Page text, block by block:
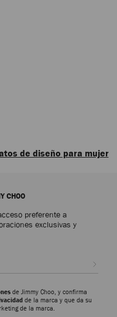
de diseño para mujer
emblemáticos diseños de diario
diseños para cualquier
los Ixia, presentados con
fondo de armario.
CHOO
preferente a
exclusivas y
de Jimmy Choo, y confirma
de la marca y que da su
de la marca.